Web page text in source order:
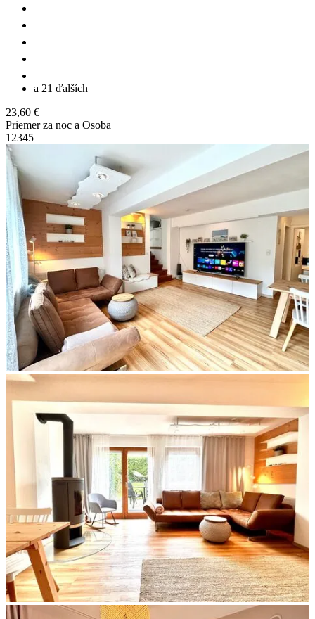
a 21 ďalších
23,60 €
Priemer za noc a Osoba
1 2345